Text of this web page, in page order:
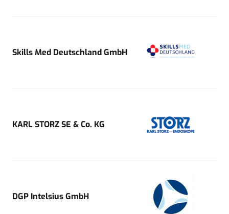
Skills Med Deutschland GmbH
KARL STORZ SE & Co. KG
DGP Intelsius GmbH